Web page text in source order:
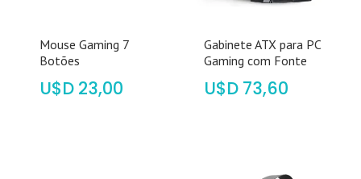
Mouse Gaming 7
Botões
$ 23,00
Gabinete ATX para PC
Gaming com Fonte
$ 73,60